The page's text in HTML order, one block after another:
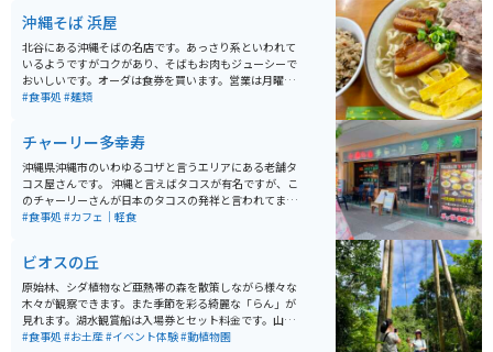
沖縄そば 浜屋
北谷にある沖縄そばの名店です。あっさり系といわれて
いるようですがコクがあり、そばもお肉もジューシーで
おいしいです。オーダは食券を買います。営業は月曜か
ら日曜までの毎日10時から17時半まで（不定休日あり）
#食事処 #麺類
チャーリー多幸寿
沖縄県沖縄市のいわゆるコザと言うエリアにある老舗タ
コス屋さんです。 沖縄と言えばタコスが有名ですが、こ
のチャーリーさんが日本のタコスの発祥と言われてま
す。パリパリとした生地にたっぷり肉が入っていて、ア
#食事処 #カフェ｜軽食
ビオスの丘
原始林、シダ植物など亜熱帯の森を散策しながら様々な
木々が観察できます。また季節を彩る綺麗な「らん」が
見れます。湖水観賞船は入場券とセット料金です。山羊
との無料散歩が楽しい！カヌーに牛車、アスレチック、
#食事処 #お土産#イベント体験#動植物園